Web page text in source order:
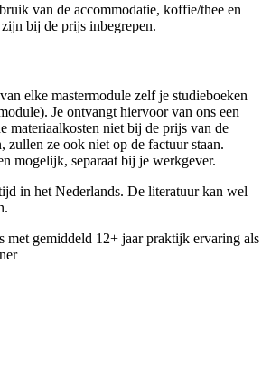
van de accommodatie, koffie/thee en
bij de prijs inbegrepen.
elke mastermodule zelf je studieboeken
Je ontvangt hiervoor van ons een
materiaalkosten niet bij de prijs van de
zullen ze ook niet op de factuur staan.
mogelijk, separaat bij je werkgever.
in het Nederlands. De literatuur kan wel
met gemiddeld 12+ jaar praktijk ervaring als